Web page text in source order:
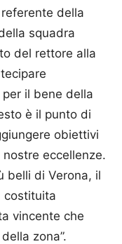
della
squadra
del rettore alla
per il bene della
è il punto di
obiettivi
eccellenze.
belli di Verona, il
costituita
vincente che
zona”.